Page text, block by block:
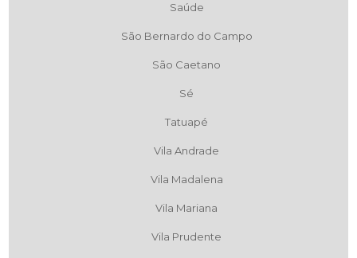
Saúde
São Bernardo do Campo
São Caetano
Sé
Tatuapé
Vila Andrade
Vila Madalena
Vila Mariana
Vila Prudente